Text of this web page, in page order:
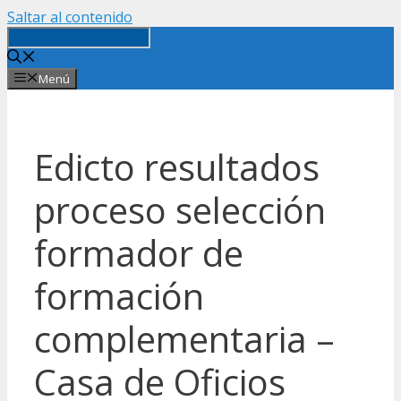
Saltar al contenido
Menú
Edicto resultados
proceso selección
formador de
formación
complementaria –
Casa de Oficios